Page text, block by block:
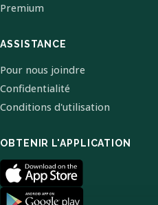
Premium
ASSISTANCE
Pour nous joindre
Confidentialité
Conditions d'utilisation
OBTENIR L'APPLICATION